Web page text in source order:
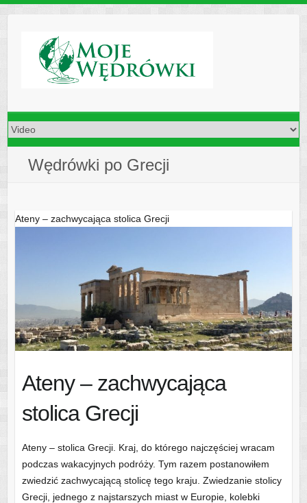
Wędrówki po Grecji
Ateny – zachwycająca stolica Grecji
Ateny – zachwycająca
stolica Grecji
Ateny – stolica Grecji. Kraj, do którego najczęściej wracam
podczas wakacyjnych podróży. Tym razem postanowiłem
zwiedzić zachwycającą stolicę tego kraju. Zwiedzanie stolicy
Grecji, jednego z najstarszych miast w Europie, kolebki